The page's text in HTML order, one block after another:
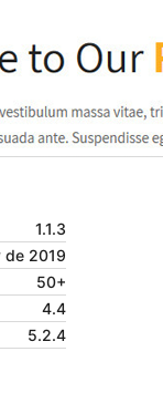
1.1.3
de 2019
50+
4.4
5.2.4